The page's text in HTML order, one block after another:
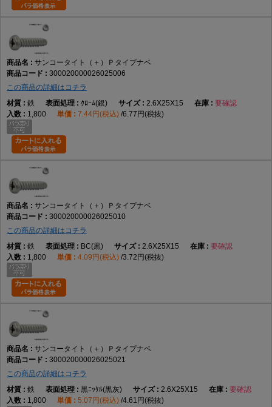
サンコータイト（＋）Ｐタイプナベ
300020000026025006
この商品の詳細はコチラ
鉄
ｸﾛｰﾑ(銀) 2.6X25X15
要確認
1,800
7.44円(税込) 6.77円(税抜)
サンコータイト（＋）Ｐタイプナベ
300020000026025010
この商品の詳細はコチラ
鉄
BC(黒) 2.6X25X15
要確認
1,800
4.09円(税込) 3.72円(税抜)
サンコータイト（＋）Ｐタイプナベ
300020000026025021
この商品の詳細はコチラ
鉄
黒ﾆｯｹﾙ(黒灰) 2.6X25X15
要確認
1,800
5.07円(税込) 4.61円(税抜)